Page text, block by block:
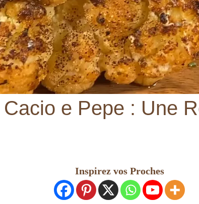
e Pepe : Une
Inspirez vos Proches